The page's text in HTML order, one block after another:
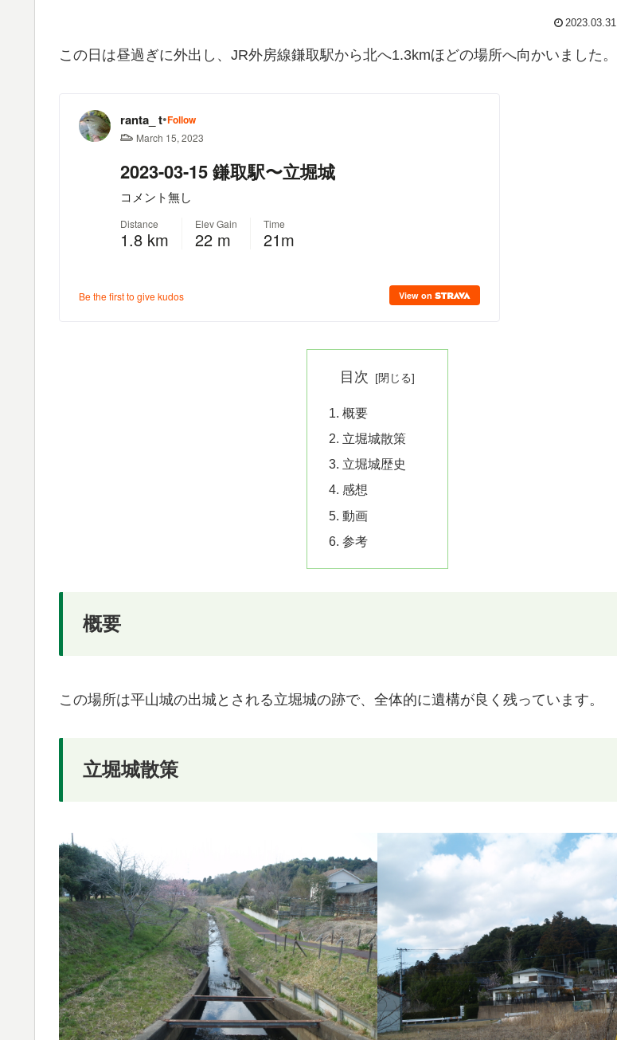
2023.03.31
この日は昼過ぎに外出し、JR外房線鎌取駅から北へ1.3kmほどの場所へ向かいました。
目次
概要
立堀城散策
立堀城歴史
感想
動画
参考
概要
この場所は平山城の出城とされる立堀城の跡で、全体的に遺構が良く残っています。
立堀城散策